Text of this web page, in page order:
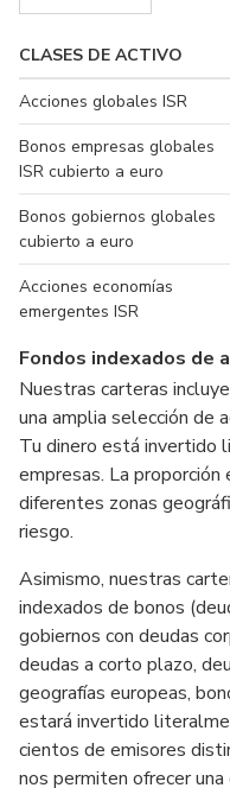
CLASES DE ACTIVO
Acciones globales ISR
Bonos empresas globales
ISR cubierto a euro
Bonos gobiernos globales
cubierto a euro
Acciones economías
emergentes ISR
Fondos indexados de
Nuestras carteras
una amplia selección de
Tu dinero está invertido
empresas. La proporción
diferentes zonas
riesgo.
Asimismo, nuestras
indexados de bonos
gobiernos con deudas
deudas a corto plazo,
geografías europeas,
estará invertido
cientos de emisores
nos permiten ofrecer